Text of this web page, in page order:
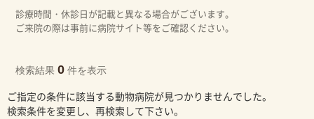
診療時間・休診日が記載と異なる場合がございます。
ご来院の際は事前に病院サイト等をご確認ください。
検索結果 0 件を表示
ご指定の条件に該当する動物病院が見つかりませんでした。
検索条件を変更し、再検索して下さい。